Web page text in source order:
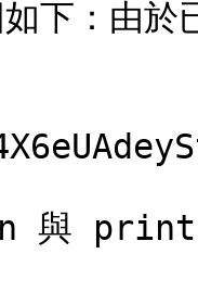
下：由於
與 print